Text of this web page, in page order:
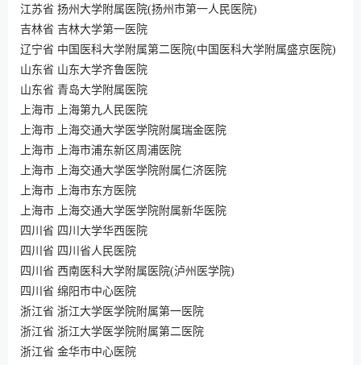
江苏省 扬州大学附属医院(扬州市第一人民医院)
吉林省 吉林大学第一医院
辽宁省 中国医科大学附属第二医院(中国医科大学附属盛京医院)
山东省 山东大学齐鲁医院
山东省 青岛大学附属医院
上海市 上海第九人民医院
上海市 上海交通大学医学院附属瑞金医院
上海市 上海市浦东新区周浦医院
上海市 上海交通大学医学院附属仁济医院
上海市 上海市东方医院
上海市 上海交通大学医学院附属新华医院
四川省 四川大学华西医院
四川省 四川省人民医院
四川省 西南医科大学附属医院(泸州医学院)
四川省 绵阳市中心医院
浙江省 浙江大学医学院附属第一医院
浙江省 浙江大学医学院附属第二医院
浙江省 金华市中心医院